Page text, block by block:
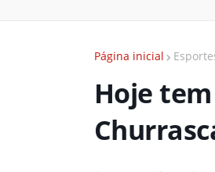
Página inicial
Hoje